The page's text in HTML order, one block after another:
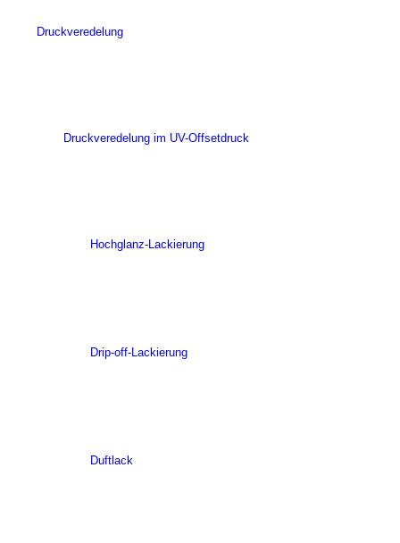
Druckveredelung
Druckveredelung im UV-Offsetdruck
Hochglanz-Lackierung
Drip-off-Lackierung
Duftlack